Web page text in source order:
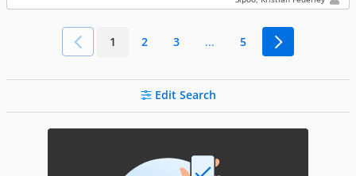
1 2 3 ... 5
Edit Search